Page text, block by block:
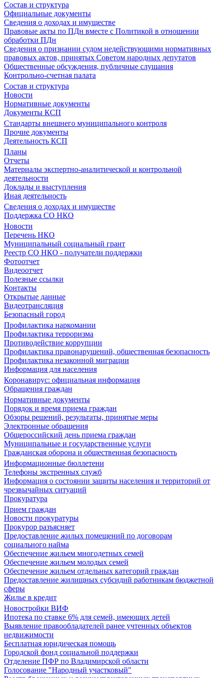
Состав и структура
Официальные документы
Сведения о доходах и имуществе
Правовые акты по ПДн вместе с Политикой в отношении
обработки ПДн
Сведения о признании судом недействующими нормативных
правовых актов, принятых Советом народных депутатов
Общественные обсуждения, публичные слушания
Контрольно-счетная палата
Состав и структура
Новости
Нормативные документы
Документы КСП
Стандарты внешнего муниципального контроля
Прочие документы
Деятельность КСП
Планы
Отчеты
Материалы экспертно-аналитической и контрольной
деятельности
Доклады и выступления
Иная деятельность
Сведения о доходах и имуществе
Поддержка СО НКО
Новости
Перечень НКО
Муниципальный социальный грант
Реестр СО НКО - получатели поддержки
Фотоотчет
Видеоотчет
Полезные ссылки
Контакты
Открытые данные
Видеотрансляция
Безопасный город
Профилактика наркомании
Профилактика терроризма
Противодействие коррупции
Профилактика правонарушений, общественная безопасность
Профилактика незаконной миграции
Информация для населения
Коронавирус: официальная информация
Обращения граждан
Нормативные документы
Порядок и время приема граждан
Обзоры решений, результаты, принятые меры
Электронные обращения
Общероссийский день приема граждан
Муниципальные и государственные услуги
Гражданская оборона и общественная безопасность
Информационные бюллетени
Телефоны экстренных служб
Информация о состоянии защиты населения и территорий от
чрезвычайных ситуаций
Прокуратура
Прием граждан
Новости прокуратуры
Прокурор разъясняет
Предоставление жилых помещений по договорам
социального найма
Обеспечение жильем многодетных семей
Обеспечение жильем молодых семей
Обеспечение жильем отдельных категорий граждан
Предоставление жилищных субсидий работникам бюджетной
сферы
Жилье в кредит
Новостройки ВИФ
Ипотека по ставке 6% для семей, имеющих детей
Выявление правообладателей ранее учтенных объектов
недвижимости
Бесплатная юридическая помощь
Городской фонд социальной поддержки
Отделение ПФР по Владимирской области
Голосование "Народный участковый"